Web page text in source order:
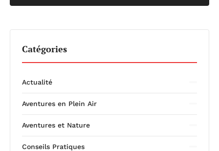
Catégories
Actualité
Aventures en Plein Air
Aventures et Nature
Conseils Pratiques